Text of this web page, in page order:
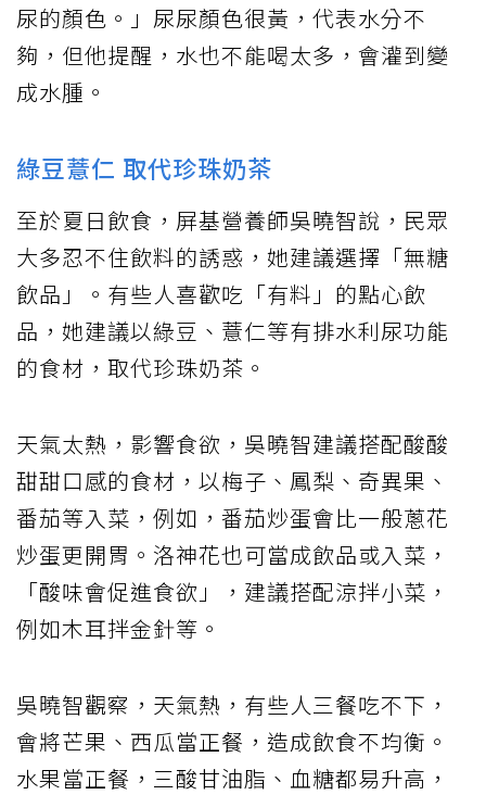
尿的顏色。」尿尿顏色很黃，代表水分不
夠，但他提醒，水也不能喝太多，會灌到變
成水腫。
綠豆薏仁 取代珍珠奶茶
至於夏日飲食，屏基營養師吳曉智說，民眾
大多忍不住飲料的誘惑，她建議選擇「無糖
飲品」。有些人喜歡吃「有料」的點心飲
品，她建議以綠豆、薏仁等有排水利尿功能
的食材，取代珍珠奶茶。
天氣太熱，影響食欲，吳曉智建議搭配酸酸
甜甜口感的食材，以梅子、鳳梨、奇異果、
番茄等入菜，例如，番茄炒蛋會比一般蔥花
炒蛋更開胃。洛神花也可當成飲品或入菜，
「酸味會促進食欲」，建議搭配涼拌小菜，
例如木耳拌金針等。
吳曉智觀察，天氣熱，有些人三餐吃不下，
會將芒果、西瓜當正餐，造成飲食不均衡。
水果當正餐，三酸甘油脂、血糖都易升高，